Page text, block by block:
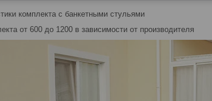
комплекта с банкетными стульями
от 600 до 1200 в зависимости от производителя